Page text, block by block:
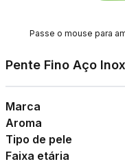
Passe o mouse para
Pente Fino Aço
Marca
Aroma
Tipo de pele
Faixa etária